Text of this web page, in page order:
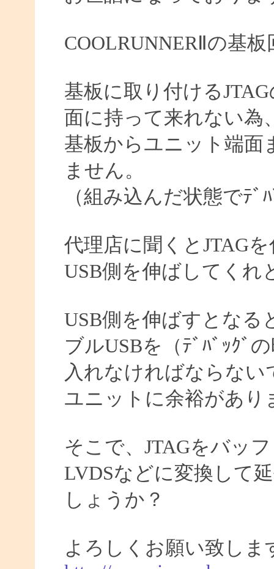
COOLRUNNERⅡの基
基板に取り付ける
面に持って来れない為
基板からユニット端面
ません。
（組み込んだ状態でﾃﾞ
代理店に聞くとJTAG
USB側を伸ばしてくれ
USB側を伸ばすとなる
ブルUSBを（ﾃﾞﾊﾞｯｸﾞ
入れなければならない
ユニットに余裕があり
そこで、JTAGをバッ
LVDSなどに変換して
しょうか？
よろしくお願い致しま